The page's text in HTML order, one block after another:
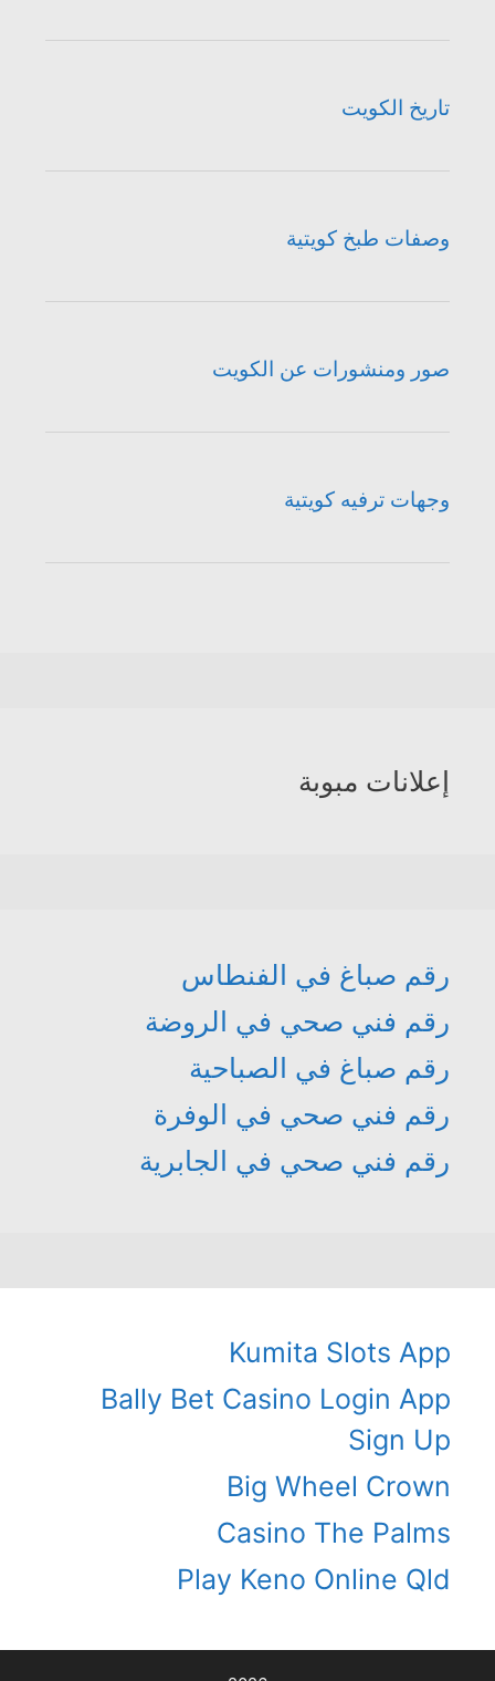
تاريخ الكويت
وصفات طبخ كويتية
صور ومنشورات عن الكويت
وجهات ترفيه كويتية
إعلانات مبوبة
رقم صباغ في الفنطاس
رقم فني صحي في الروضة
رقم صباغ في الصباحية
رقم فني صحي في الوفرة
رقم فني صحي في الجابرية
Kumita Slots App
Bally Bet Casino Login App
Sign Up
Big Wheel Crown
Casino The Palms
Play Keno Online Qld